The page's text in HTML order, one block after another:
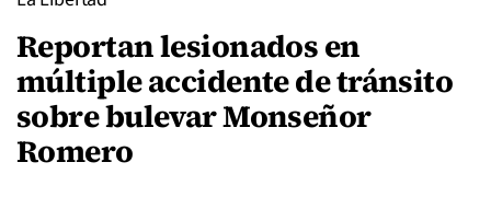
Reportan lesionados en
múltiple accidente de tránsito
sobre bulevar Monseñor
Romero